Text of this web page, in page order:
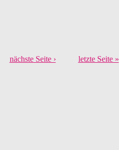
nächste Seite › letzte Seite »